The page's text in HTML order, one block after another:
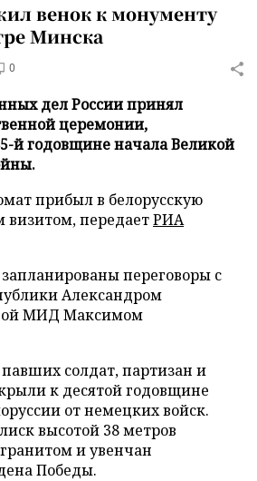
венок к монументу
Минска
0
дел России принял
церемонии,
й годовщине начала Великой
прибыл в белорусскую
визитом, передаетРИА
переговоры с
Александром
МИД Максимом
солдат, партизан и
к десятой годовщине
от немецких войск.
высотой 38 метров
и увенчан
Победы.